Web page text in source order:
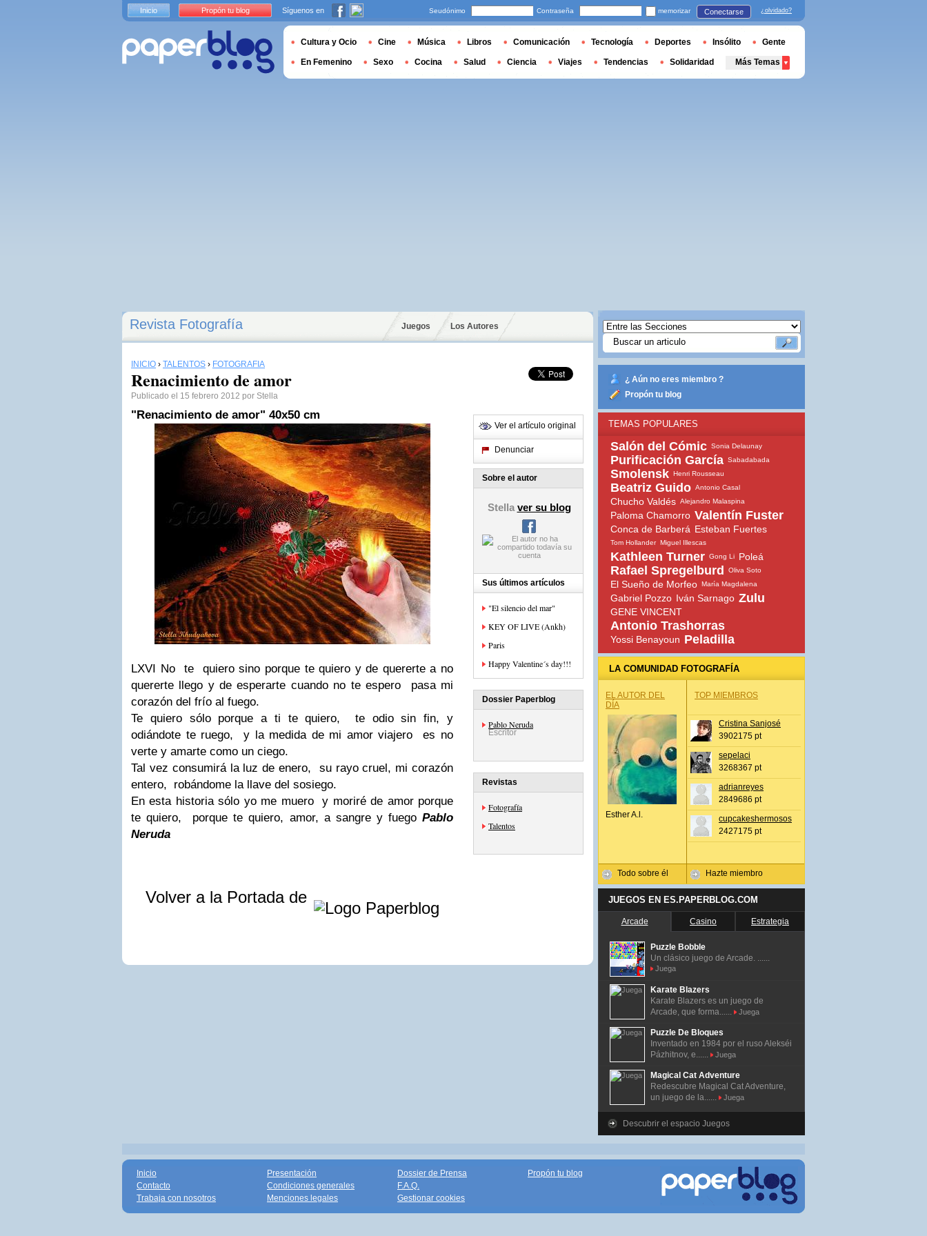
Revista Fotografía Juegos Los Autores
INICIO › TALENTOS › FOTOGRAFÍA
Renacimiento de amor
Publicado el 15 febrero 2012 por Stella
"Renacimiento de amor" 40x50 cm
LXVI No te quiero sino porque te quiero y de quererte a no
quererte llego y de esperarte cuando no te espero pasa mi
corazón del frío al fuego.
Te quiero sólo porque a ti te quiero, te odio sin fin, y
odiándote te ruego, y la medida de mi amor viajero es no
verte y amarte como un ciego.
Tal vez consumirá la luz de enero, su rayo cruel, mi corazón
entero, robándome la llave del sosiego.
En esta historia sólo yo me muero y moriré de amor porque
te quiero, porque te quiero, amor, a sangre y fuego Pablo
Neruda
Volver a la Portada de
Ver el artículo original
Denunciar
Sobre el autor
Stella ver su blog
Sus últimos artículos
"El silencio del mar"
KEY OF LIVE (Ankh)
Paris
Happy Valentine´s day!!!
Dossier Paperblog
Pablo Neruda
Escritor
Revistas
Fotografía
Talentos
¿ Aún no eres miembro ?
Propón tu blog
TEMAS POPULARES
Salón del Cómic Sonia Delaunay
Purificación García Sabadabada
Smolensk Henri Rousseau
Beatriz Guido Antonio Casal
Chucho Valdés Alejandro Malaspina
Paloma Chamorro Valentín Fuster
Conca de Barberá Esteban Fuertes
Tom Hollander Miguel Illescas
Kathleen Turner Gong Li Poleá
Rafael Spregelburd Oliva Soto
El Sueño de Morfeo María Magdalena
Gabriel Pozzo Iván Sarnago Zulu
GENE VINCENT
Antonio Trashorras
Yossi Benayoun Peladilla
LA COMUNIDAD FOTOGRAFÍA
EL AUTOR DEL
DÍA
Esther A.l.
Todo sobre él
TOP MIEMBROS
Cristina Sanjosé
3902175 pt
sepelaci
3268367 pt
adrianreyes
2849686 pt
cupcakeshermosos
2427175 pt
Hazte miembro
JUEGOS EN ES.PAPERBLOG.COM
Arcade Casino Estrategia
Puzzle Bobble
Un clásico juego de Arcade. ......
Juega
Karate Blazers
Karate Blazers es un juego de
Arcade, que forma......
Juega
Puzzle De Bloques
Inventado en 1984 por el ruso Alekséi
Pázhitnov, e......
Juega
Magical Cat Adventure
Redescubre Magical Cat Adventure,
un juego de la......
Juega
Descubrir el espacio Juegos
Inicio Propón tu blog Síguenos en Seudónimo Contraseña memorizar Conectarse ¿olvidado?
Cultura y Ocio Cine Música Libros Comunicación Tecnología Deportes Insólito Gente
En Femenino Sexo Cocina Salud Ciencia Viajes Tendencias Solidaridad Más Temas
Inicio
Contacto
Trabaja con nosotros
Presentación
Condiciones generales
Menciones legales
Dossier de Prensa
F.A.Q.
Gestionar cookies
Propón tu blog